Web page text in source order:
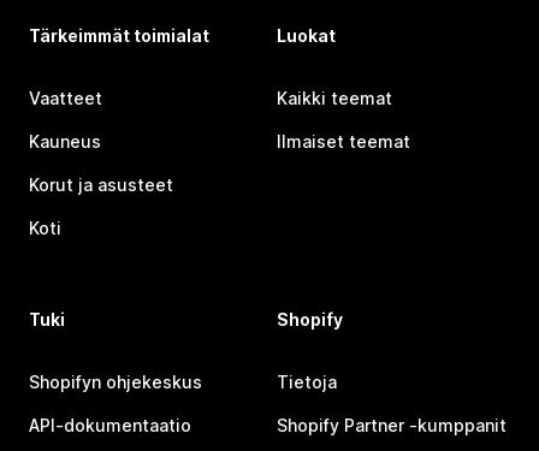
Tärkeimmät toimialat
Vaatteet
Kauneus
Korut ja asusteet
Koti
Luokat
Kaikki teemat
Ilmaiset teemat
Tuki
Shopifyn ohjekeskus
API-dokumentaatio
Shopify
Tietoja
Shopify Partner ‑kumppanit